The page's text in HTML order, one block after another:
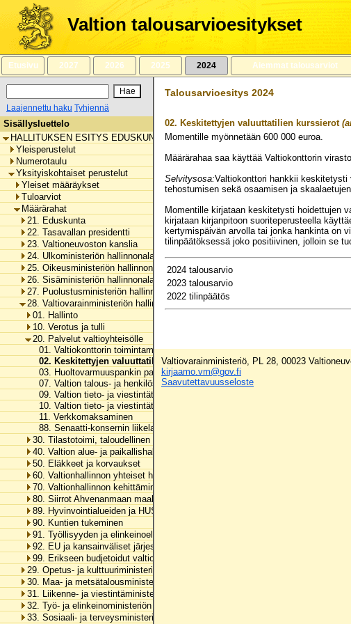
Siirry
sisältöön
Valtion talousarvioesitykset
Etusivu 2027 2026 2025 2024 Aiemmat talousarviot
Laajennettu haku Tyhjennä
Sisällysluettelo
HALLITUKSEN ESITYS EDUSKUNNALLE VALTION TALOUSARVIOKSI
Yleisperustelut
Numerotaulu
Yksityiskohtaiset perustelut
Yleiset määräykset
Tuloarviot
Määrärahat
21. Eduskunta
22. Tasavallan presidentti
23. Valtioneuvoston kanslia
24. Ulkoministeriön hallinnonala
25. Oikeusministeriön hallinnonala
26. Sisäministeriön hallinnonala
27. Puolustusministeriön hallinnonala
28. Valtiovarainministeriön hallinnonala
01. Hallinto
10. Verotus ja tulli
20. Palvelut valtioyhteisölle
01. Valtiokonttorin toimintamenot
02. Keskitettyjen valuuttatilien kurssierot
03. Huoltovarmuuspankin palvelumaksu
07. Valtion talous- ja henkilöstöhallinnon palvelukeskuksen toimintamenot
09. Valtion tieto- ja viestintätekniikkakeskuksen toimintamenot
10. Valtion tieto- ja viestintätekniikkakeskuksen investointimenot
11. Verkkomaksaminen
88. Senaatti-konsernin liikelaitokset
30. Tilastotoimi, taloudellinen tutkimus ja rekisterihallinto
40. Valtion alue- ja paikallishallinto
50. Eläkkeet ja korvaukset
60. Valtionhallinnon yhteiset henkilöstömenot
70. Valtionhallinnon kehittäminen
80. Siirrot Ahvenanmaan maakunnalle
89. Hyvinvointialueiden ja HUS-yhtymän rahoitus
90. Kuntien tukeminen
91. Työllisyyden ja elinkeinoelämän tukeminen
92. EU ja kansainväliset järjestöt
99. Erikseen budjetoidut valtionhallinnon menot
29. Opetus- ja kulttuuriministeriön hallinnonala
30. Maa- ja metsätalousministeriön hallinnonala
31. Liikenne- ja viestintäministeriön hallinnonala
32. Työ- ja elinkeinoministeriön hallinnonala
33. Sosiaali- ja terveysministeriön hallinnonala
Talousarvioesitys 2024
02. Keskitettyjen valuuttatilien kurssierot
Momentille myönnetään 600 000 euroa.
Määrärahaa saa käyttää Valtiokonttorin
Selvitysosa:Valtiokonttori hankkii keskitetysti
tehostumisen sekä osaamisen ja
Momentille kirjataan keskitetysti hoidettujen
kirjataan kirjanpitoon suoriteperusteella
kertymispäivän arvolla tai jonka hankinta on
tilinpäätöksessä joko positiivinen, jolloin se
2024 talousarvio
2023 talousarvio
2022 tilinpäätös
Valtiovarainministeriö, PL 28, 00023
kirjaamo.vm@gov.fi
Saavutettavuusseloste